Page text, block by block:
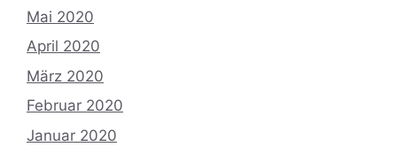
Mai 2020
April 2020
März 2020
Februar 2020
Januar 2020